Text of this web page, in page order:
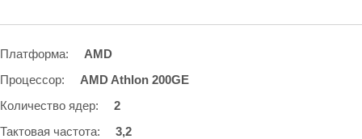
Платформа:
AMD
Процессор:
AMD Athlon 200GE
Количество ядер:
2
Тактовая частота:
3,2